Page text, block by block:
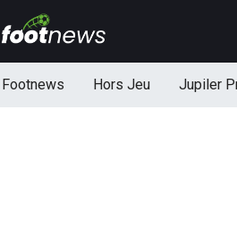
Footnews Hors Jeu Jupiler